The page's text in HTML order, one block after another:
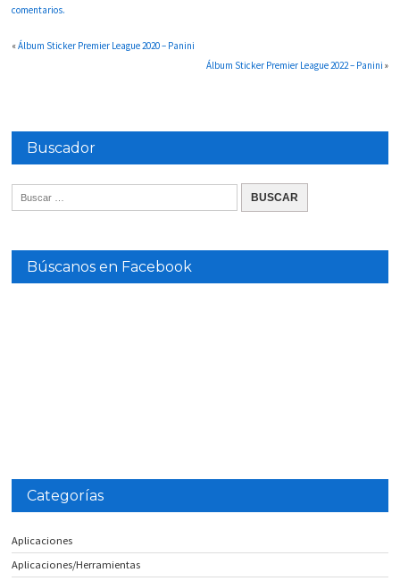
comentarios.
«Álbum Sticker Premier League 2020 – Panini
Álbum Sticker Premier League 2022 – Panini »
Buscador
Búscanos en Facebook
Categorías
Aplicaciones
Aplicaciones/Herramientas